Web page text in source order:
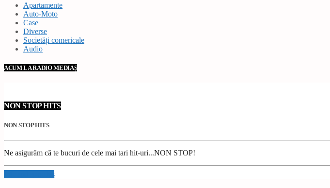
Apartamente
Auto-Moto
Case
Diverse
Societăți comericale
Audio
ACUM LA RADIO MEDIAȘ
NON STOP HITS
NON STOP HITS
Ne asigurăm că te bucuri de cele mai tari hit-uri...NON STOP!
Info and episodes